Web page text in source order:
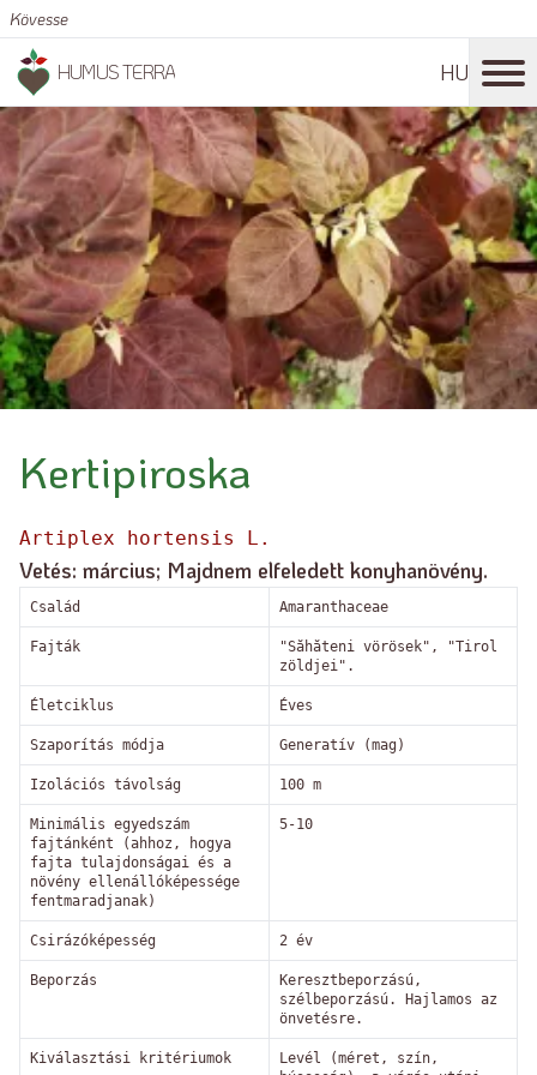
Kövesse
HUMUS TERRA HU
Kertipiroska
Artiplex hortensis L.
Vetés: március; Majdnem elfeledett konyhanövény.
Család Amaranthaceae
Fajták
"Săhăteni vörösek", "Tirol
zöldjei".
Életciklus Éves
Szaporítás módja Generatív (mag)
Izolációs távolság 100 m
Minimális egyedszám
fajtánként (ahhoz, hogya
fajta tulajdonságai és a
növény ellenállóképessége
fentmaradjanak)
5-10
Csirázóképesség 2 év
Beporzás
Keresztbeporzású,
szélbeporzású. Hajlamos az
önvetésre.
Kiválasztási kritériumok
Levél (méret, szín,